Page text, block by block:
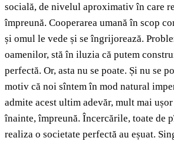
socială, de nivelul aproximativ în care
împreună. Cooperarea umană în scop
și omul le vede și se îngrijorează.
oamenilor, stă în iluzia că putem
perfectă. Or, asta nu se poate. Și nu se
motiv că noi sîntem în mod natural
admite acest ultim adevăr, mult mai
înainte, împreună. Încercările, toate de
realiza o societate perfectă au eșuat.